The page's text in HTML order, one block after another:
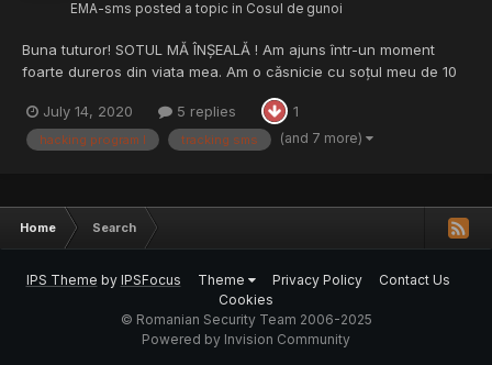
EMA-sms posted a topic in Cosul de gunoi
Buna tuturor! SOTUL MĂ ÎNȘEALĂ ! Am ajuns într-un moment
foarte dureros din viata mea. Am o căsnicie cu soțul meu de 10
Ma poate ajuta cnv cu un program de citire a sms-urilor in timp
real?Am citit despre ss7, dar mi se pare foa...
July 14, 2020 5 replies 1
hacking program l tracking sms (and 7 more)
Home Search
IPS Theme by IPSFocus Theme Privacy Policy
Contact Us
Cookies
© Romanian Security Team 2006-2025
Powered by Invision Community